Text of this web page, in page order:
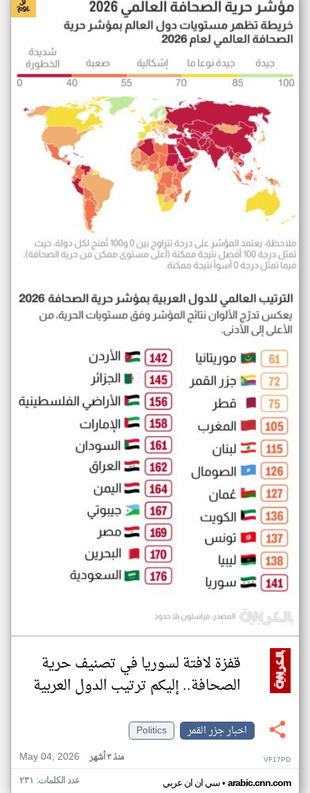
قفزة لافتة لسوريا في تصنيف حرية
الصحافة.. إليكم ترتيب الدول العربية
اخبار جزر القمر
Politics
May 04, 2026
منذ ٣ أشهر VF17PD
سي ان ان عربي• arabic.cnn.com عدد الكلمات: ٢٣١